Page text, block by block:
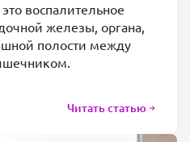
воспалительное
железы, органа,
полости между
Читать статью